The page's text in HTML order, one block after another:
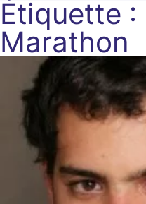
Aller
au
contenu
Étiquette :
Marathon